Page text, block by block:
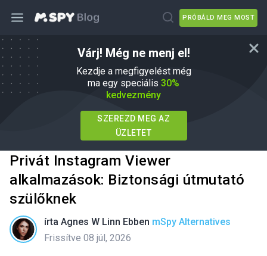
PRÓBÁLD MEG MOST
Várj! Még ne menj el!
Kezdje a megfigyelést még
ma egy speciális 30%
kedvezmény
SZEREZD MEG AZ
ÜZLETET
Privát Instagram Viewer
alkalmazások: Biztonsági útmutató
szülőknek
írta Agnes W Linn Ebben mSpy Alternatives
Frissítve 08 júl, 2026